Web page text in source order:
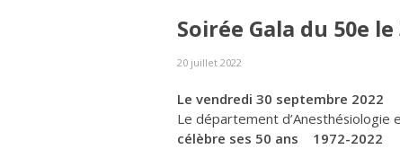
Soirée Gala du 50e
20 juillet 2022
Le vendredi 30 septembre 2022
Le département d’Anesthésiologie
célèbre ses 50 ans
1972-2022